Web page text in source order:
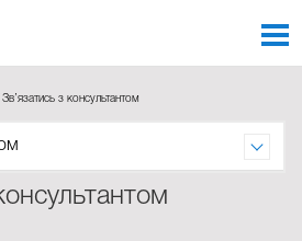
Зв’язатись з консультантом